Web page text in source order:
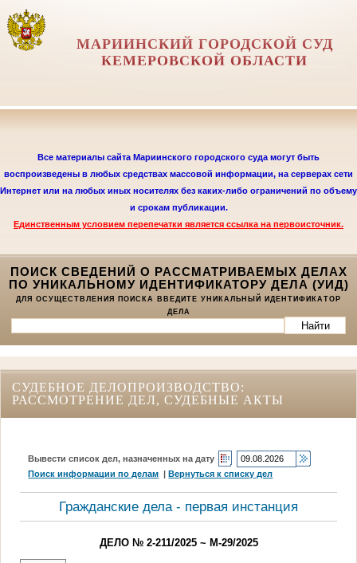
МАРИИНСКИЙ ГОРОДСКОЙ СУД
КЕМЕРОВСКОЙ ОБЛАСТИ
Все материалы сайта Мариинского городского суда могут быть
воспроизведены в любых средствах массовой информации, на серверах сети
Интернет или на любых иных носителях без каких-либо ограничений по объему
и срокам публикации.
Единственным условием перепечатки является ссылка на первоисточник.
ПОИСК СВЕДЕНИЙ О РАССМАТРИВАЕМЫХ ДЕЛАХ
ПО УНИКАЛЬНОМУ ИДЕНТИФИКАТОРУ ДЕЛА (УИД)
ДЛЯ ОСУЩЕСТВЛЕНИЯ ПОИСКА ВВЕДИТЕ УНИКАЛЬНЫЙ ИДЕНТИФИКАТОР
ДЕЛА
СУДЕБНОЕ ДЕЛОПРОИЗВОДСТВО:
РАССМОТРЕНИЕ ДЕЛ, СУДЕБНЫЕ АКТЫ
Вывести список дел, назначенных на дату
Поиск информации по делам |Вернуться к списку дел
Гражданские дела - первая инстанция
ДЕЛО № 2-211/2025 ~ М-29/2025